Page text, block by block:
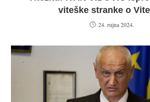
viteške stranke o
24. rujna 2024.